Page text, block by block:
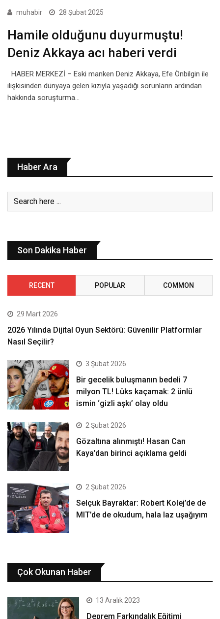
muhabir 28 Şubat 2025
Hamile olduğunu duyurmuştu!
Deniz Akkaya acı haberi verdi
HABER MERKEZİ – Eski manken Deniz Akkaya, Efe Önbilgin ile
ilişkisinden dünyaya gelen kızıyla yaşadığı sorunların ardından
hakkında soruşturma…
Haber Ara
Son Dakika Haber
RECENT POPULAR COMMON
29 Mart 2026
2026 Yılında Dijital Oyun Sektörü: Güvenilir Platformlar
Nasıl Seçilir?
3 Şubat 2026
Bir gecelik buluşmanın bedeli 7
milyon TL! Lüks kaçamak: 2 ünlü
ismin ‘gizli aşkı’ olay oldu
2 Şubat 2026
Gözaltına alınmıştı! Hasan Can
Kaya’dan birinci açıklama geldi
2 Şubat 2026
Selçuk Bayraktar: Robert Kolej’de de
MIT’de de okudum, hala laz uşağıyım
Çok Okunan Haber
13 Aralık 2023
Deprem Farkındalık Eğitimi